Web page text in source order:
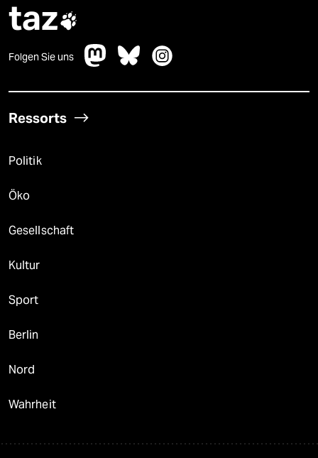
taz
Folgen Sie uns
Ressorts
Politik
Öko
Gesellschaft
Kultur
Sport
Berlin
Nord
Wahrheit